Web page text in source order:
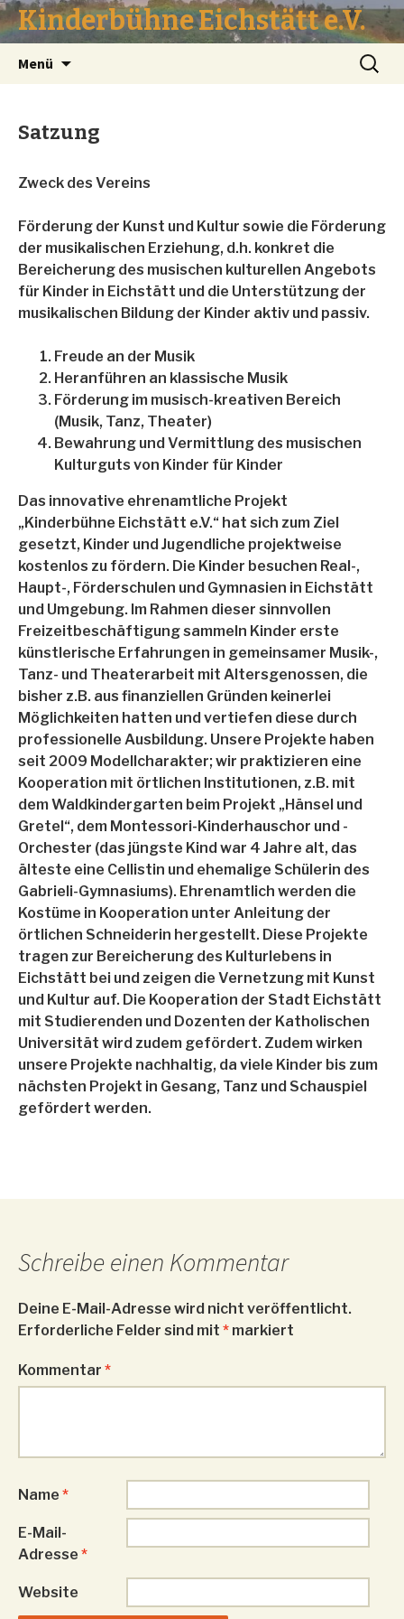
Kinderbühne Eichstätt e.V.
Menü
nach:
Satzung
Zweck des Vereins
Förderung der Kunst und Kultur sowie die Förderung
der musikalischen Erziehung, d.h. konkret die
Bereicherung des musischen kulturellen Angebots
für Kinder in Eichstätt und die Unterstützung der
musikalischen Bildung der Kinder aktiv und passiv.
Freude an der Musik
Heranführen an klassische Musik
Förderung im musisch-kreativen Bereich
(Musik, Tanz, Theater)
Bewahrung und Vermittlung des musischen
Kulturguts von Kinder für Kinder
Das innovative ehrenamtliche Projekt
„Kinderbühne Eichstätt e.V.“ hat sich zum Ziel
gesetzt, Kinder und Jugendliche projektweise
kostenlos zu fördern. Die Kinder besuchen Real-,
Haupt-, Förderschulen und Gymnasien in Eichstätt
und Umgebung. Im Rahmen dieser sinnvollen
Freizeitbeschäftigung sammeln Kinder erste
künstlerische Erfahrungen in gemeinsamer Musik-,
Tanz- und Theaterarbeit mit Altersgenossen, die
bisher z.B. aus finanziellen Gründen keinerlei
Möglichkeiten hatten und vertiefen diese durch
professionelle Ausbildung. Unsere Projekte haben
seit 2009 Modellcharakter; wir praktizieren eine
Kooperation mit örtlichen Institutionen, z.B. mit
dem Waldkindergarten beim Projekt „Hänsel und
Gretel“, dem Montessori-Kinderhauschor und -
Orchester (das jüngste Kind war 4 Jahre alt, das
älteste eine Cellistin und ehemalige Schülerin des
Gabrieli-Gymnasiums). Ehrenamtlich werden die
Kostüme in Kooperation unter Anleitung der
örtlichen Schneiderin hergestellt. Diese Projekte
tragen zur Bereicherung des Kulturlebens in
Eichstätt bei und zeigen die Vernetzung mit Kunst
und Kultur auf. Die Kooperation der Stadt Eichstätt
mit Studierenden und Dozenten der Katholischen
Universität wird zudem gefördert. Zudem wirken
unsere Projekte nachhaltig, da viele Kinder bis zum
nächsten Projekt in Gesang, Tanz und Schauspiel
gefördert werden.
Schreibe einen Kommentar
Deine E-Mail-Adresse wird nicht veröffentlicht.
Erforderliche Felder sind mit * markiert
Kommentar *
Name *
E-Mail-
Adresse *
Website